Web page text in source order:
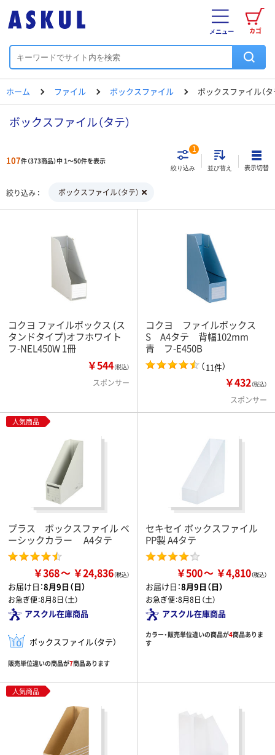
カゴ
メニュー
ホーム ファイル ボックスファイル ボックスファイル（タ
ボックスファイル（タテ）
107件（373商品）中 1～50件を表示
絞り込み
1
並び替え 表示切替
絞り込み ボックスファイル（タテ）
コクヨ ファイルボックス (ス
タンドタイプ)オフホワイト
フ-NEL450W 1冊
￥544（税込）
スポンサー
コクヨ ファイルボックス
S A4タテ 背幅102mm
青 フ-E450B
（11件）
￥432（税込）
スポンサー
人気商品
プラス ボックスファイル ベ
ーシックカラー A4タテ
￥368 ￥24,836
お届け日：8月9日（日）
お急ぎ便：8月8日（土）
アスクル在庫商品
ボックスファイル（タテ）
販売単位違いの商品が7商品あります
セキセイ ボックスファイル
PP製 A4タテ
￥500 ￥4,810
お届け日：8月9日（日）
お急ぎ便：8月8日（土）
アスクル在庫商品
カラー・販売単位違いの商品が4商品ありま
す
人気商品